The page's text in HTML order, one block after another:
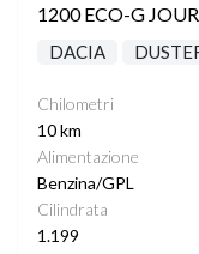
1200 ECO-G
DACIA
Chilometri
10 km
Alimentazione
Benzina/GPL
Cilindrata
1.199